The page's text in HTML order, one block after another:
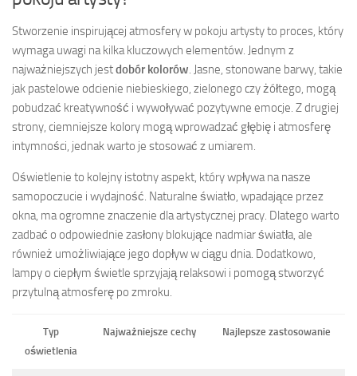
Stworzenie inspirującej atmosfery w pokoju artysty to proces, który
wymaga uwagi na kilka kluczowych elementów. Jednym z
najważniejszych jestdobór kolorów. Jasne, stonowane barwy, takie
jak pastelowe odcienie niebieskiego, zielonego czy żółtego, mogą
pobudzać kreatywność i wywoływać pozytywne emocje. Z drugiej
strony, ciemniejsze kolory mogą wprowadzać głębię i atmosferę
intymności, jednak warto je stosować z umiarem.
Oświetlenie to kolejny istotny aspekt, który wpływa na nasze
samopoczucie i wydajność. Naturalne światło, wpadające przez
okna, ma ogromne znaczenie dla artystycznej pracy. Dlatego warto
zadbać o odpowiednie zasłony blokujące nadmiar światła, ale
również umożliwiające jego dopływ w ciągu dnia. Dodatkowo,
lampy o ciepłym świetle sprzyjają relaksowi i pomogą stworzyć
przytulną atmosferę po zmroku.
Typ
oświetlenia
Najważniejsze cechy Najlepsze zastosowanie